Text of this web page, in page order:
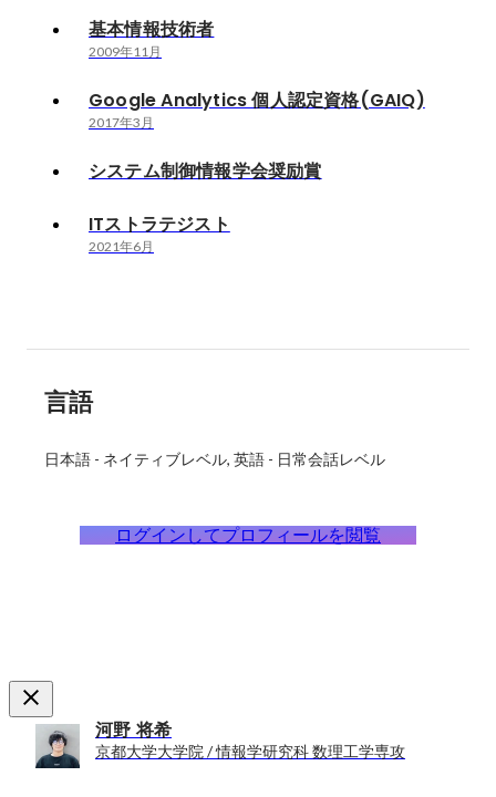
基本情報技術者
2009年11月
Google Analytics 個人認定資格(GAIQ)
2017年3月
システム制御情報学会奨励賞
ITストラテジスト
2021年6月
言語
日本語 - ネイティブレベル 英語 - 日常会話レベル
ログインしてプロフィールを閲覧
河野 将希
京都大学大学院 / 情報学研究科 数理工学専攻